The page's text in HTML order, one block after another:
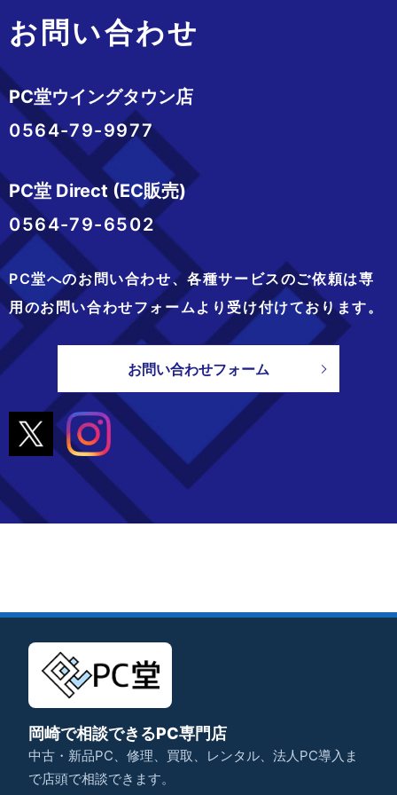
お問い合わせ
PC堂ウイングタウン店
0564-79-9977
PC堂 Direct (EC販売)
0564-79-6502
PC堂へのお問い合わせ、各種サービスのご依頼は専
用のお問い合わせフォームより 受け付けております。
お問い合わせフォーム
岡崎で相談できるPC専門店
中古・新品PC、修理、買取、レンタル、法人PC導入ま
で店頭で相談できます。